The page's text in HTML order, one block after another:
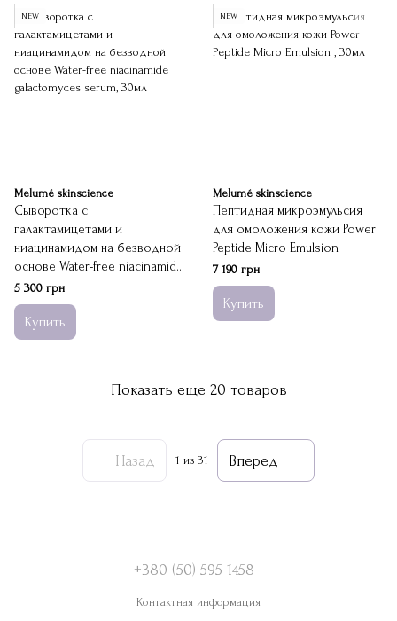
NEW
Melumé skinscience
Сыворотка с
галактамицетами и
ниацинамидом на безводной
основе Water-free niacinamide
galactomyces serum
5 300 грн
Купить
NEW
Melumé skinscience
Пептидная микроэмульсия
для омоложения кожи Power
Peptide Micro Emulsion
7 190 грн
Купить
Показать еще 20 товаров
Назад 1 из 31 Вперед
+380 (50) 595 1458
Контактная информация